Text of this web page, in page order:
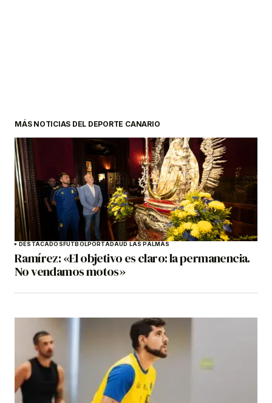
MÁS NOTICIAS DEL DEPORTE CANARIO
DESTACADOSFÚTBOLPORTADAUD LAS PALMAS
Ramírez: «El objetivo es claro: la permanencia.
No vendamos motos»